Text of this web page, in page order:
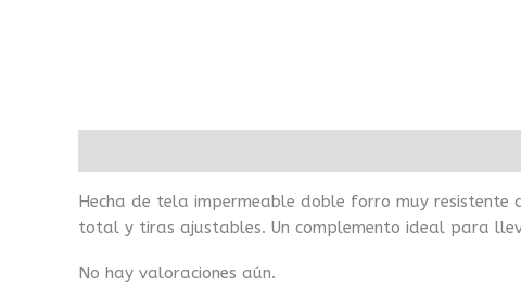
Hecha de tela impermeable doble forro muy
total y tiras ajustables. Un complemento ideal para
No hay valoraciones aún.